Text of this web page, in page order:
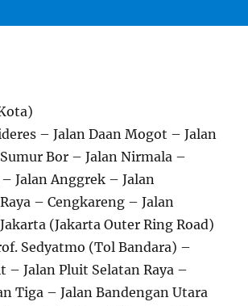
– Jalan Daan Mogot – Jalan
Bor – Jalan Nirmala –
– Jalan Anggrek – Jalan
– Cengkareng – Jalan
(Jakarta Outer Ring Road)
Sedyatmo (Tol Bandara) –
– Jalan Pluit Selatan Raya –
Tiga – Jalan Bandengan Utara